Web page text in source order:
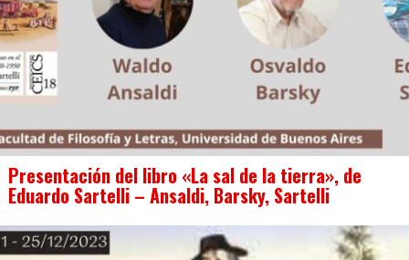
Presentación del libro «La sal de la tierra», de
Eduardo Sartelli – Ansaldi, Barsky, Sartelli